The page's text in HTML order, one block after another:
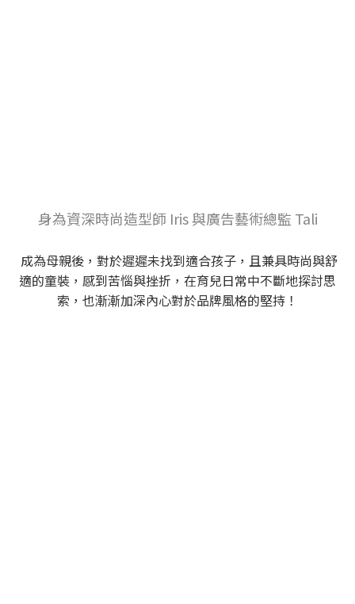
身為資深時尚造型師 Iris 與廣告藝術總監 Tali
成為母親後，對於遲遲未找到適合孩子，且兼具時尚與舒
適的童裝，感到苦惱與挫折，在育兒日常中不斷地探討思
索，也漸漸加深內心對於品牌風格的堅持！